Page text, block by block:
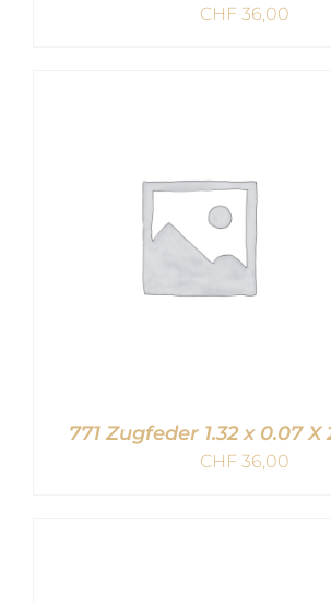
CHF 36,00
771 Zugfeder 1.32 x 0.07 X
CHF 36,00